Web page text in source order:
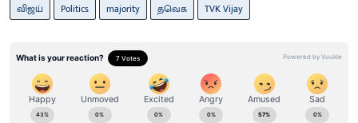
விஜய் Politics majority தவெக TVK Vijay